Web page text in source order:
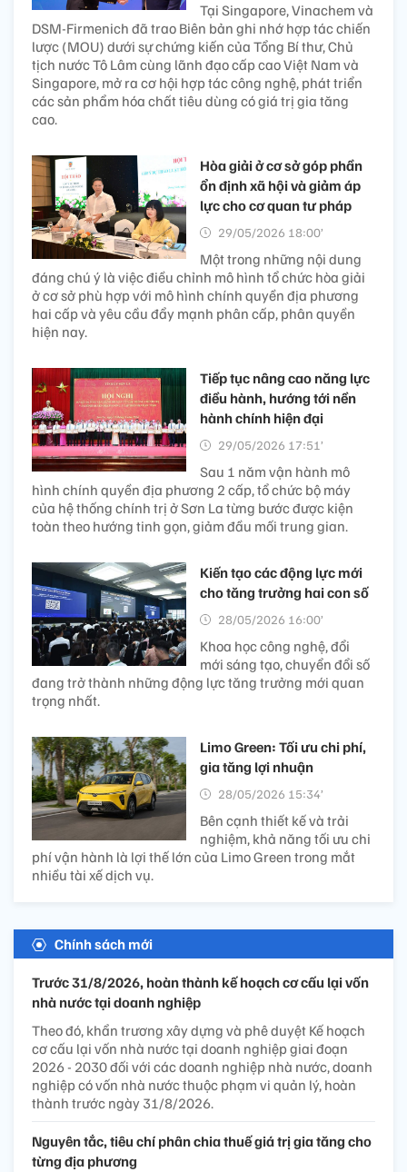
Tại Singapore, Vinachem và
DSM-Firmenich đã trao Biên bản ghi nhớ hợp tác chiến
lược (MOU) dưới sự chứng kiến của Tổng Bí thư, Chủ
tịch nước Tô Lâm cùng lãnh đạo cấp cao Việt Nam và
Singapore, mở ra cơ hội hợp tác công nghệ, phát triển
các sản phẩm hóa chất tiêu dùng có giá trị gia tăng
cao.
Hòa giải ở cơ sở góp phần
ổn định xã hội và giảm áp
lực cho cơ quan tư pháp
29/05/2026 18:00’
Một trong những nội dung
đáng chú ý là việc điều chỉnh mô hình tổ chức hòa giải
ở cơ sở phù hợp với mô hình chính quyền địa phương
hai cấp và yêu cầu đẩy mạnh phân cấp, phân quyền
hiện nay.
Tiếp tục nâng cao năng lực
điều hành, hướng tới nền
hành chính hiện đại
29/05/2026 17:51’
Sau 1 năm vận hành mô
hình chính quyền địa phương 2 cấp, tổ chức bộ máy
của hệ thống chính trị ở Sơn La từng bước được kiện
toàn theo hướng tinh gọn, giảm đầu mối trung gian.
Kiến tạo các động lực mới
cho tăng trưởng hai con số
28/05/2026 16:00’
Khoa học công nghệ, đổi
mới sáng tạo, chuyển đổi số
đang trở thành những động lực tăng trưởng mới quan
trọng nhất.
Limo Green: Tối ưu chi phí,
gia tăng lợi nhuận
28/05/2026 15:34’
Bên cạnh thiết kế và trải
nghiệm, khả năng tối ưu chi
phí vận hành là lợi thế lớn của Limo Green trong mắt
nhiều tài xế dịch vụ.
Chính sách mới
Trước 31/8/2026, hoàn thành kế hoạch cơ cấu lại vốn
nhà nước tại doanh nghiệp
Theo đó, khẩn trương xây dựng và phê duyệt Kế hoạch
cơ cấu lại vốn nhà nước tại doanh nghiệp giai đoạn
2026 - 2030 đối với các doanh nghiệp nhà nước, doanh
nghiệp có vốn nhà nước thuộc phạm vi quản lý, hoàn
thành trước ngày 31/8/2026.
Nguyên tắc, tiêu chí phân chia thuế giá trị gia tăng cho
từng địa phương